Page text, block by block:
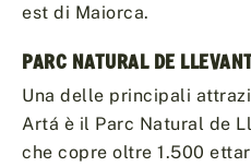
est di Maiorca.
PARC NATURAL DE
Una delle principali
Artá è il Parc Natural de
che copre oltre 1.500